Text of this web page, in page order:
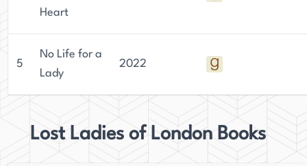
Heart
5
No Life for a
Lady
2022
Lost Ladies of London Books